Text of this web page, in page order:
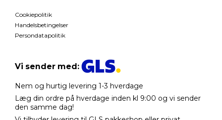
Cookiepolitik
Handelsbetingelser
Persondatapolitik
Vi sender med:
Nem og hurtig levering 1-3 hverdage
Læg din ordre på hverdage inden kl 9:00 og vi sender
den samme dag!